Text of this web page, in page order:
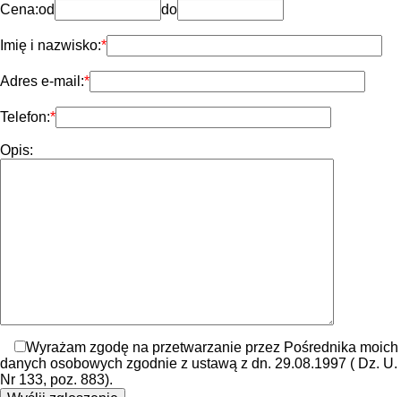
Cena:od do
Imię i nazwisko:
Adres e-mail:
Telefon:
Opis:
Wyrażam zgodę na przetwarzanie przez Pośrednika moich
danych osobowych zgodnie z ustawą z dn. 29.08.1997 ( Dz. U.
Nr 133, poz. 883).